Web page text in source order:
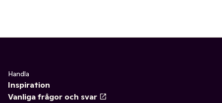
Handla
Inspiration
Vanliga frågor och svar